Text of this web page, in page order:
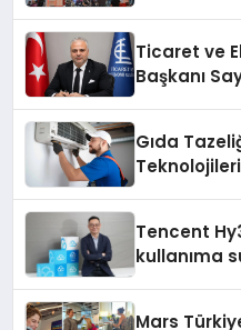
Ticaret ve
Başkanı
Gıda
Tencent
kullanıma
Mars